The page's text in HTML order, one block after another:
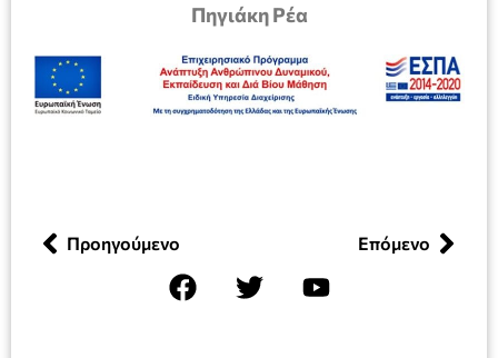
Πηγιάκη Ρέα
Προηγούμενο Επόμενο